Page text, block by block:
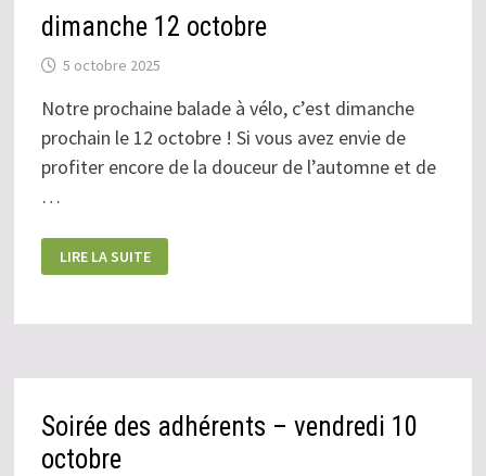
dimanche 12 octobre
5 octobre 2025
Notre prochaine balade à vélo, c’est dimanche
prochain le 12 octobre ! Si vous avez envie de
profiter encore de la douceur de l’automne et de
…
12
OCTOBRE
LIRE LA SUITE
Soirée des adhérents – vendredi 10
octobre